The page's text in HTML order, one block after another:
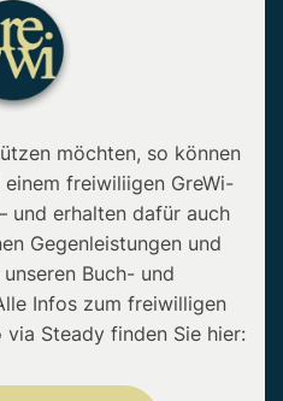
möchten, so können
freiwiliigen GreWi-
und erhalten dafür auch
Gegenleistungen und
Buch- und
Infos zum freiwilligen
Steady finden Sie hier: